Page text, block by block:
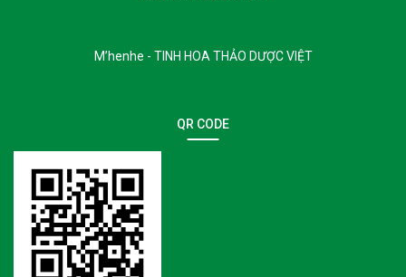
M’henhe - TINH HOA THẢO DƯỢC VIỆT
QR CODE